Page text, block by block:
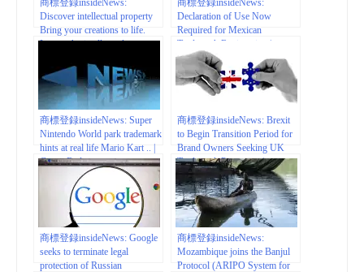
商標登録insideNews:
Discover intellectual property
Bring your creations to life.
Learn why intellectual property
Property Office
商標登録insideNews:
Declaration of Use Now
Required for Mexican
Trademark Registration |
natlawreview.com
商標登録insideNews: Super
Nintendo World park trademark
hints at real life Mario Kart .. |
GamesRadar+
商標登録insideNews: Brexit
to Begin Transition Period for
Brand Owners Seeking UK
Trademark Protection |
JDSupra
商標登録insideNews: Google
seeks to terminate legal
protection of Russian
商標登録insideNews:
Mozambique joins the Banjul
Protocol (ARIPO System for